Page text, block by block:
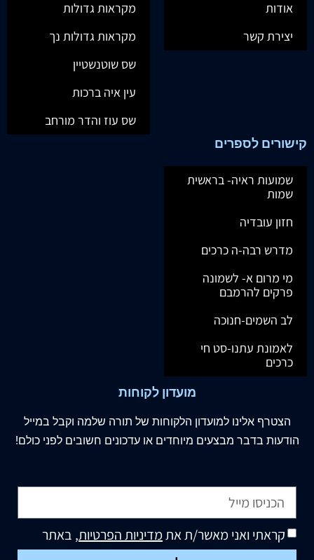
אודות
יצירת קשר
מקראות גדולות
מקראות גדולות נך
שס שוטנשטיין
עין איה ברכות
שס עוז והדר מורחב
קישורים לספרים
שמועות ראיה- בראשית
שמות
חזון עובדיה
מדרש רבה-ה כרכים
מי מרום א- לשמונה
פרקים להרמבם
לב השמים-חנוכה
לאמונת עתנו-סט חי
כרכים
מועדון לקוחות
הצטרף אלינו למועדון הלקוחות של תורה שלמה וקבל במייל
הודעות בדבר מבצעים מיוחדים או עדכונים חשובים לפני כולם!
קראתי ואני מאשר/ת אתמדיניות הפרטיות, באתר